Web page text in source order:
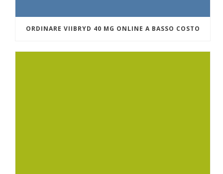
ORDINARE VIIBRYD 40 MG ONLINE A BASSO COSTO